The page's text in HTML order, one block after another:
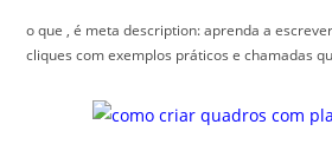
o que , é meta description: aprenda a
cliques com exemplos práticos e chamadas